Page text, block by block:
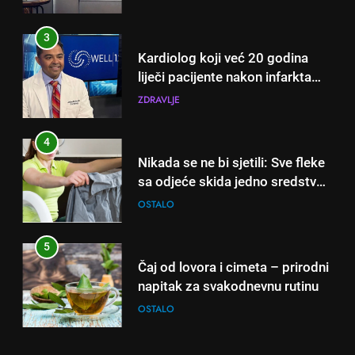
3
Kardiolog koji već 20 godina
liječi pacijente nakon infarkta
otkrio: Ove 4 jutarnje navike
dana!
ZDRAVLJE
4
Nikada se ne bi sjetili: Sve fleke
sa odjeće skida jedno sredstvo
koje svi imamo u kući
OSTALO
5
Čaj od lovora i cimeta – prirodni
napitak za svakodnevnu rutinu
OSTALO